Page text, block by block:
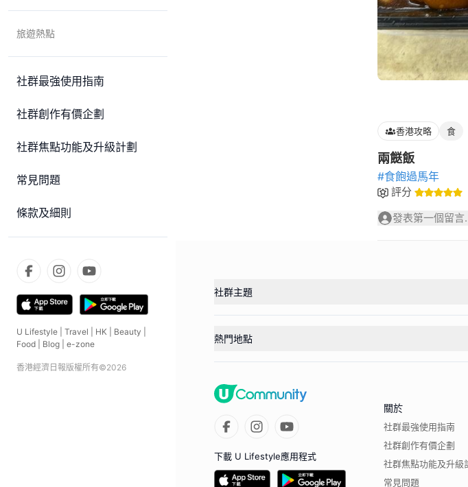
旅遊熱點
社群最強使用指南
社群創作有價企劃
社群焦點功能及升級計劃
常見問題
條款及細則
U Lifestyle Travel HK Beauty
Food
Blog e-zone
香港經濟日報版權所有©2026
香港攻略 食
兩餸飯
#食飽過馬年
評分
發表第一個留言
社群主題
熱門地點
下載 U Lifestyle應用程式
關於
社群最強使用指南
社群創作有價企劃
社群焦點功能及升級
常見問題